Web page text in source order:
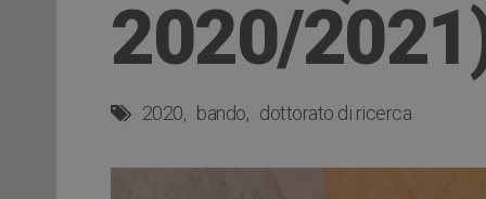
2020/
2020 bando dottorato di ricerca